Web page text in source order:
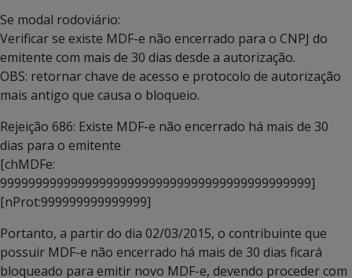
Se modal rodoviário:
Verificar se existe MDF-e não encerrado para o CNPJ do
emitente com mais de 30 dias desde a autorização.
OBS: retornar chave de acesso e protocolo de autorização
mais antigo que causa o bloqueio.
Rejeição 686: Existe MDF-e não encerrado há mais de 30
dias para o emitente
[chMDFe:
99999999999999999999999999999999999999999999]
[nProt:999999999999999]
Portanto, a partir do dia 02/03/2015, o contribuinte que
possuir MDF-e não encerrado há mais de 30 dias ficará
bloqueado para emitir novo MDF-e, devendo proceder com